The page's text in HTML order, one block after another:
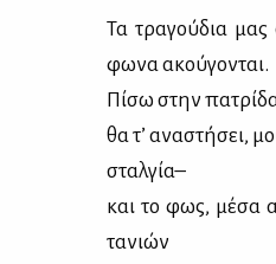
Τα τρα­γού­δια
φω­να ακού­γο­νται.
Πί­σω στην
θα τ’ ανα­στή­σει,
σταλ­γία–
και το φως, μέ­σα
τα­νιών